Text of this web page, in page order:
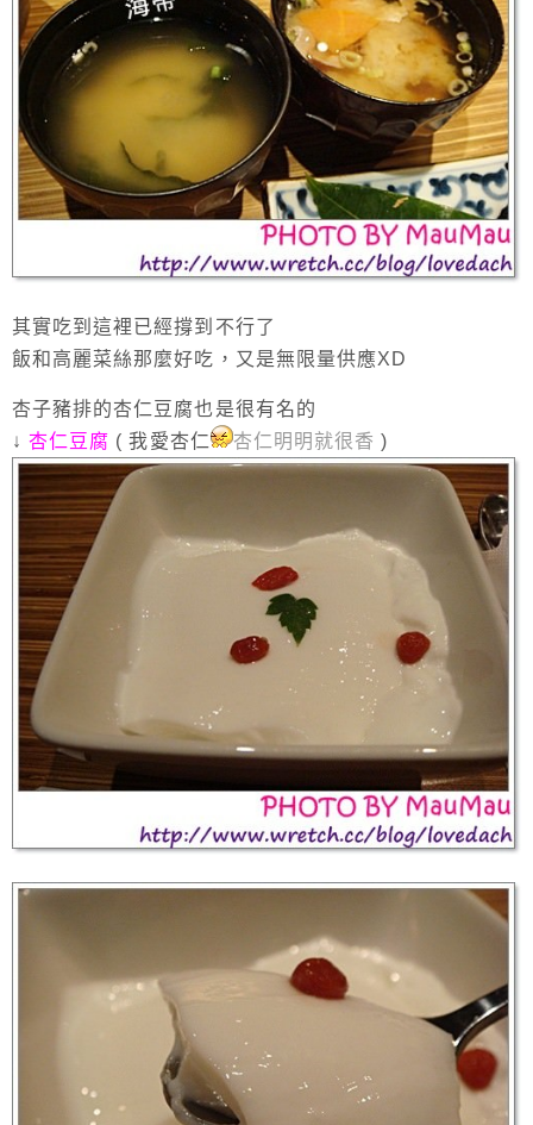
其實吃到這裡已經撐到不行了
飯和高麗菜絲那麼好吃，又是無限量供應XD
杏子豬排的杏仁豆腐也是很有名的
↓杏仁豆腐 ( 我愛杏仁 杏仁明明就很香 )